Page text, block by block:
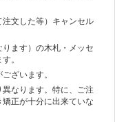
文した等）キャンセル
ます）の木札・メッセ
。
ざいます。
なります。特に、ご注
正が十分に出来ていな